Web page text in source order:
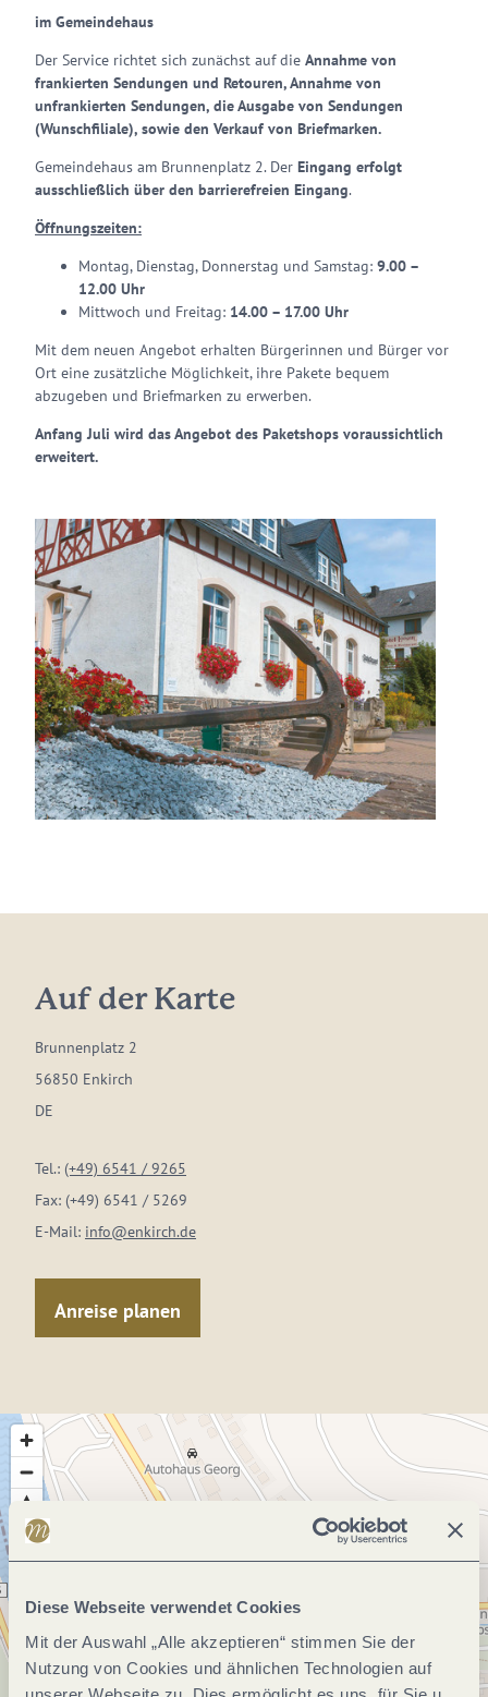
Diese Webseite verwendet Cookies
Mit der Auswahl „Alle akzeptieren“ stimmen Sie der
Nutzung von Cookies und ähnlichen Technologien auf
im Gemeindehaus
Der Service richtet sich zunächst auf die Annahme von
frankierten Sendungen und Retouren, Annahme von
unfrankierten Sendungen, die Ausgabe von Sendungen
(Wunschfiliale), sowie den Verkauf von Briefmarken.
Gemeindehaus am Brunnenplatz 2. Der Eingang erfolgt
ausschließlich über den barrierefreien Eingang.
Öffnungszeiten:
Montag, Dienstag, Donnerstag und Samstag: 9.00 –
12.00 Uhr
Mittwoch und Freitag: 14.00 – 17.00 Uhr
Mit dem neuen Angebot erhalten Bürgerinnen und Bürger vor
Ort eine zusätzliche Möglichkeit, ihre Pakete bequem
abzugeben und Briefmarken zu erwerben.
Anfang Juli wird das Angebot des Paketshops voraussichtlich
erweitert.
Auf der Karte
Brunnenplatz 2
56850 Enkirch
DE
Tel.: (+49) 6541 / 9265
Fax: (+49) 6541 / 5269
E-Mail: info@enkirch.de
Anreise planen